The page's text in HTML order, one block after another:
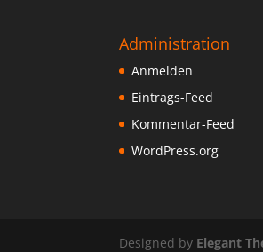
Administration
Anmelden
Eintrags-Feed
Kommentar-Feed
WordPress.org
Designed by Elegant